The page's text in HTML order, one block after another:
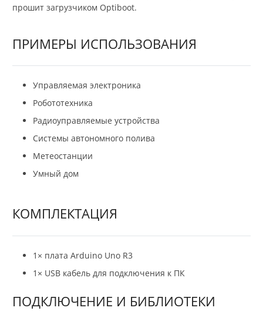
прошит загрузчиком Optiboot.
ПРИМЕРЫ ИСПОЛЬЗОВАНИЯ
Управляемая электроника
Робототехника
Радиоуправляемые устройства
Системы автономного полива
Метеостанции
Умный дом
КОМПЛЕКТАЦИЯ
1× плата Arduino Uno R3
1× USB кабель для подключения к ПК
ПОДКЛЮЧЕНИЕ И БИБЛИОТЕКИ